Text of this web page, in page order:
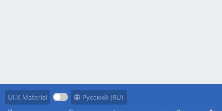
UI.X Material
Русский (RU)